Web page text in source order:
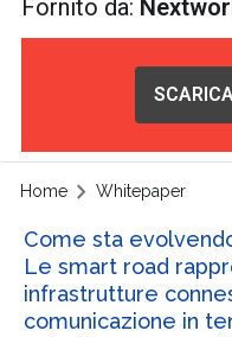
Fornito da:
Home Whitepaper
Come sta
Le smart road
infrastrutture
comunicazione in